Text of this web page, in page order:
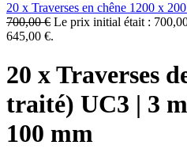
20 x Traverses en chêne 1200 x
700,00€ Le prix initial était :
645,00 €.
20 x Traverses
traité) UC3 | 3
100 mm